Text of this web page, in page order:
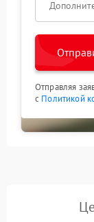
Отправляя
с Политикой